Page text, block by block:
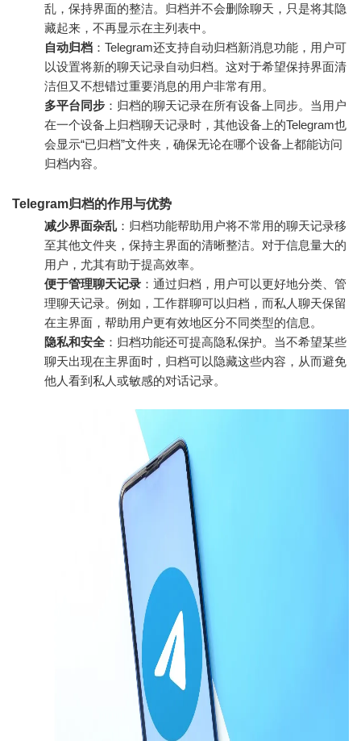
乱，保持界面的整洁。归档并不会删除聊天，只是将其隐
藏起来，不再显示在主列表中。
自动归档 ：Telegram还支持自动归档新消息功能，用户可
以设置将新的聊天记录自动归档。这对于希望保持界面清
洁但又不想错过重要消息的用户非常有用。
多平台同步 ：归档的聊天记录在所有设备上同步。当用户
在一个设备上归档聊天记录时，其他设备上的Telegram也
会显示“已归档”文件夹，确保无论在哪个设备上都能访问
归档内容。
Telegram归档的作用与优势
减少界面杂乱 ：归档功能帮助用户将不常用的聊天记录移
至其他文件夹，保持主界面的清晰整洁。对于信息量大的
用户，尤其有助于提高效率。
便于管理聊天记录 ：通过归档，用户可以更好地分类、管
理聊天记录。例如，工作群聊可以归档，而私人聊天保留
在主界面，帮助用户更有效地区分不同类型的信息。
隐私和安全：归档功能还可提高隐私保护。当不希望某些
聊天出现在主界面时，归档可以隐藏这些内容，从而避免
他人看到私人或敏感的对话记录。